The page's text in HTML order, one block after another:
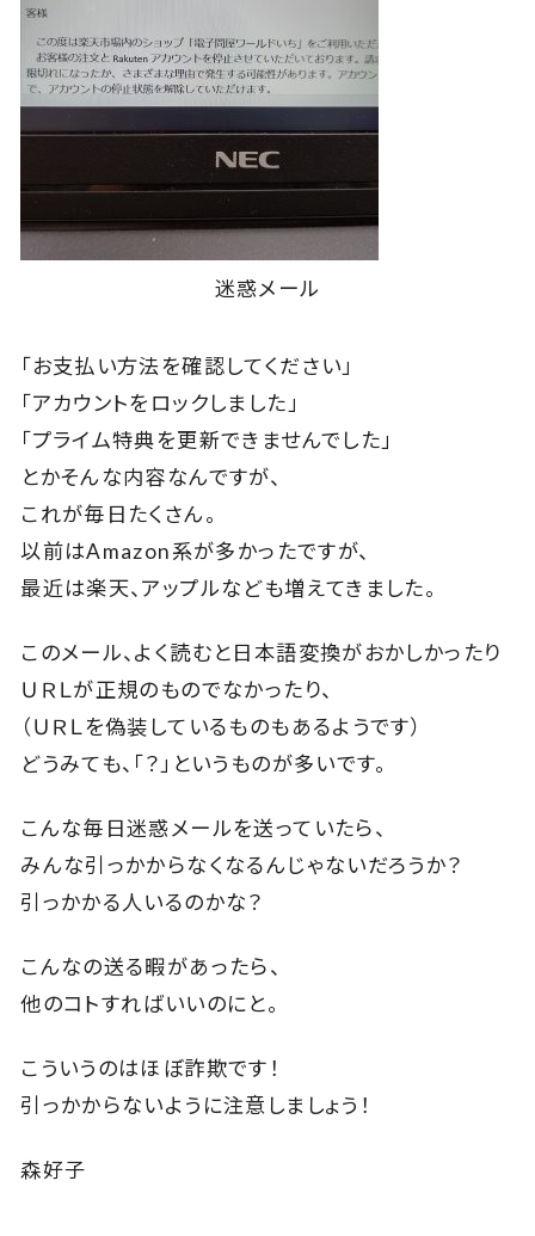
迷惑メール
「お支払い方法を確認してください」
「アカウントをロックしました」
「プライム特典を更新できませんでした」
とかそんな内容なんですが、
これが毎日たくさん。
以前はAmazon系が多かったですが、
最近は楽天、アップルなども増えてきました。
このメール、よく読むと日本語変換がおかしかったり
ＵＲＬが正規のものでなかったり、
（ＵＲＬを偽装しているものもあるようです）
どうみても、「？」というものが多いです。
こんな毎日迷惑メールを送っていたら、
みんな引っかからなくなるんじゃないだろうか？
引っかかる人いるのかな？
こんなの送る暇があったら、
他のコトすればいいのにと。
こういうのはほぼ詐欺です！
引っかからないように注意しましょう！
森好子